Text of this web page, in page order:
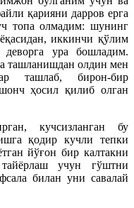
қарияни дарров ерга
топа олмадим: шунинг
иккинчи қўлим
ура бошладим.
ташланишдан олдин мен
ташлаб, бирон-бир
ҳосил қилиб олган
кучсизланган бу
қодир кучли тепки
йўғон бир калтакни
учун гўштни
билан уни савалай